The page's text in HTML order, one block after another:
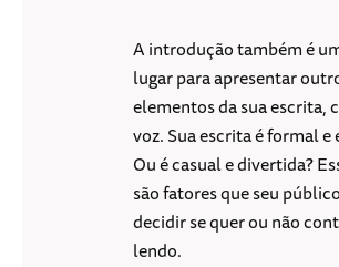
A introdução também é
lugar para apresentar
elementos da sua escrita,
voz. Sua escrita é formal e
Ou é casual e divertida?
são fatores que seu
decidir se quer ou não
lendo.